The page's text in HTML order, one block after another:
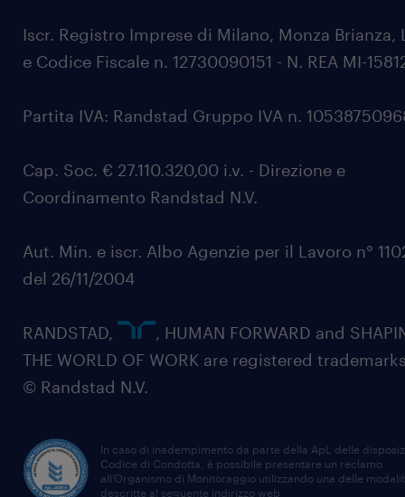
Iscr. Registro Imprese di Milano, Monza Brianza,
e Codice Fiscale n. 12730090151 - N. REA MI-
Partita IVA: Randstad Gruppo IVA n.
Cap. Soc. € 27.110.320,00 i.v. - Direzione e
Coordinamento Randstad N.V.
Aut. Min. e iscr. Albo Agenzie per il Lavoro n°
del 26/11/2004
RANDSTAD,
, HUMAN FORWARD and
THE WORLD OF WORK are registered
© Randstad N.V.
In caso di inadempimento da parte della ApL delle
Codice di Condotta, è possibile presentare un reclamo
all’Organismo di Monitoraggio utilizzando una delle
descritte al seguente indirizzo web